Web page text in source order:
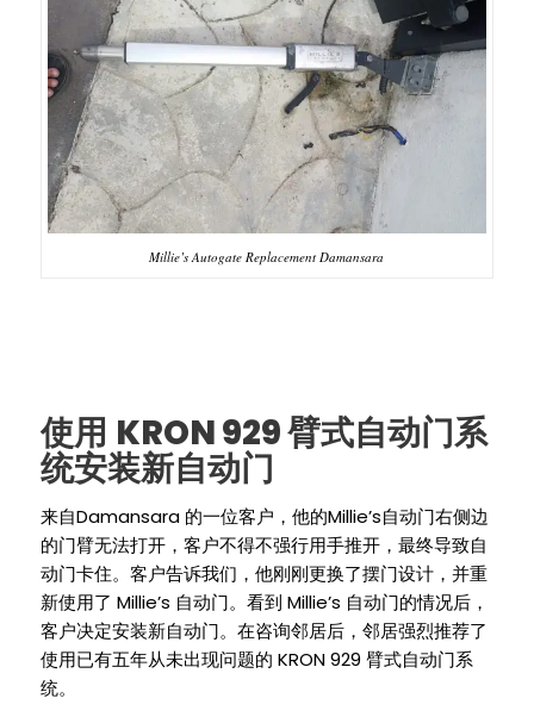
Millie’s Autogate Replacement Damansara
使用 KRON 929臂式自动门系
统安装新自动门
来自Damansara 的一位客户，他的Millie’s自动门右侧边
的门臂无法打开，客户不得不强行用手推开，最终导致自
动门卡住。客户告诉我们，他刚刚更换了摆门设计，并重
新使用了 Millie’s 自动门。看到 Millie’s 自动门的情况后，
客户决定安装新自动门。在咨询邻居后，邻居强烈推荐了
使用已有五年从未出现问题的 KRON 929 臂式自动门系
统。